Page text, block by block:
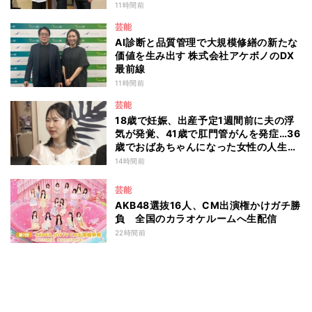
11時間前
芸能
AI診断と品質管理で大規模修繕の新たな
価値を生み出す 株式会社アケボノのDX
最前線
11時間前
芸能
18歳で妊娠、出産予定1週間前に夫の浮
気が発覚、41歳で肛門管がんを発症…36
歳でおばあちゃんになった女性の人生に
島田珠代も思わず涙 『愛のハイエナ
14時間前
芸能
AKB48選抜16人、CM出演権かけガチ勝
負 全国のカラオケルームへ生配信
22時間前